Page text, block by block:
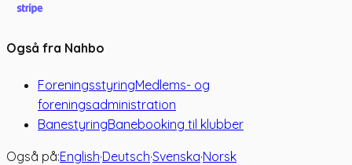
Også fra Nahbo
ForeningsstyringMedlems- og
foreningsadministration
BanestyringBanebooking til klubber
Også på:English·Deutsch·Svenska·Norsk